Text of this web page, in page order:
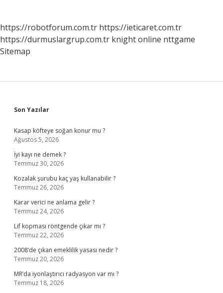
https://robotforum.com.tr https://ieticaret.com.tr
https://durmuslargrup.com.tr knight online nttgame
Sitemap
Sidebar
Son Yazılar
Kasap köfteye soğan konur mu ?
Ağustos 5, 2026
İyi kayı ne demek ?
Temmuz 30, 2026
Kozalak şurubu kaç yaş kullanabilir ?
Temmuz 26, 2026
Karar verici ne anlama gelir ?
Temmuz 24, 2026
Lif kopması röntgende çıkar mı ?
Temmuz 22, 2026
2008’de çıkan emeklilik yasası nedir ?
Temmuz 20, 2026
MR’da iyonlaştırıcı radyasyon var mı ?
Temmuz 18, 2026